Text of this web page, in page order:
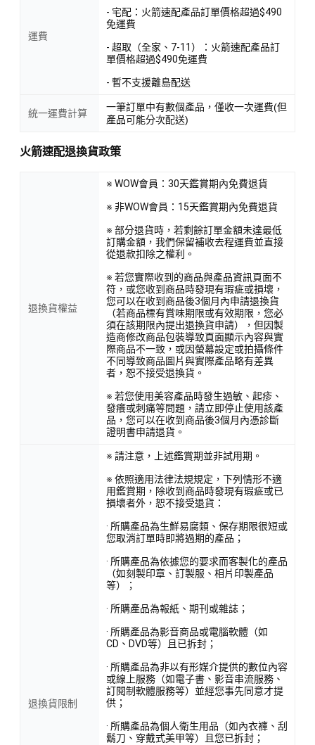
運費
- 宅配：火箭速配產品訂單價格超過$490
免運費
- 超取（全家、7-11）：火箭速配產品訂
單價格超過$490免運費
- 暫不支援離島配送
統一運費計算
一筆訂單中有數個產品，僅收一次運費(但
產品可能分次配送)
火箭速配退換貨政策
退換貨權益
※ WOW會員：30天鑑賞期內免費退貨
※ 非WOW會員：15天鑑賞期內免費退貨
※ 部分退貨時，若剩餘訂單金額未達最低
訂購金額，我們保留補收去程運費並直接
從退款扣除之權利。
※ 若您實際收到的商品與產品資訊頁面不
符，或您收到商品時發現有瑕疵或損壞，
您可以在收到商品後3個月內申請退換貨
（若商品標有賞味期限或有效期限，您必
須在該期限內提出退換貨申請），但因製
造商修改商品包裝導致頁面顯示內容與實
際商品不一致，或因螢幕設定或拍攝條件
不同導致商品圖片與實際產品略有差異
者，恕不接受退換貨。
※ 若您使用美容產品時發生過敏、起疹、
發癢或刺痛等問題，請立即停止使用該產
品，您可以在收到商品後3個月內憑診斷
證明書申請退貨。
退換貨限制
※ 請注意，上述鑑賞期並非試用期。
※ 依照適用法律法規規定，下列情形不適
用鑑賞期，除收到商品時發現有瑕疵或已
損壞者外，恕不接受退貨：
· 所購產品為生鮮易腐類、保存期限很短或
您取消訂單時即將過期的產品；
· 所購產品為依據您的要求而客製化的產品
（如刻製印章、訂製服、相片印製產品
等）；
· 所購產品為報紙、期刊或雜誌；
· 所購產品為影音商品或電腦軟體（如
CD、DVD等）且已拆封；
· 所購產品為非以有形媒介提供的數位內容
或線上服務（如電子書、影音串流服務、
訂閱制軟體服務等）並經您事先同意才提
供；
· 所購產品為個人衛生用品（如內衣褲、刮
鬍刀、穿戴式美甲等）且您已拆封；